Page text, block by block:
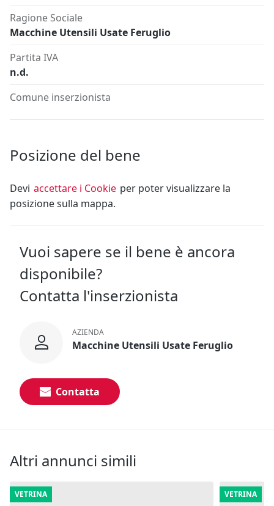
Ragione Sociale
Macchine Utensili Usate Feruglio
Partita IVA
n.d.
Comune inserzionista
Posizione del bene
Devi accettare i Cookie per poter visualizzare la
posizione sulla mappa.
Vuoi sapere se il bene è ancora
disponibile?
Contatta l'inserzionista
AZIENDA
Macchine Utensili Usate Feruglio
Contatta
Altri annunci simili
VETRINA VETRINA